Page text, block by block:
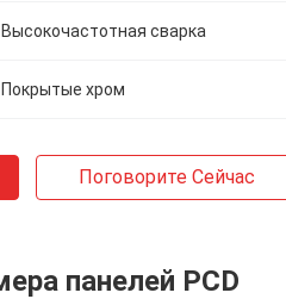
Высокочастотная сварка
Покрытые хром
Поговорите Сейчас
панелей PCD